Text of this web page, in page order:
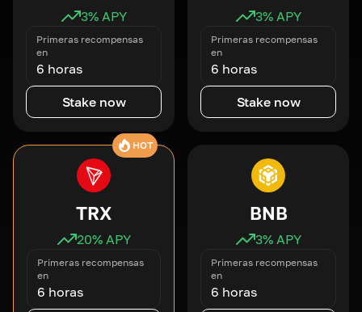
3% APY
Primeras recompensas
en
6 horas
Stake now
3% APY
Primeras recompensas
en
6 horas
Stake now
HOT
TRX
20% APY
Primeras recompensas
en
6 horas
BNB
3% APY
Primeras recompensas
en
6 horas